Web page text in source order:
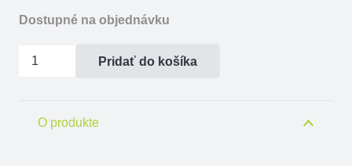
Dostupné na objednávku
množstvo
Pridať do košíka
O produkte